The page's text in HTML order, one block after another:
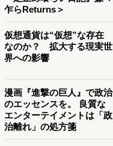
乍らReturns＞
仮想通貨は“仮想”な存在
なのか？ 拡大する現実世
界への影響
漫画『進撃の巨人』で政治
のエッセンスを。 良質な
エンターテイメントは「政
治離れ」の処方箋